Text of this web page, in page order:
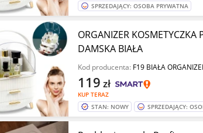
SPRZEDAJĄCY: OSOBA PRYWATNA
ORGANIZER KOSMETYCZKA
DAMSKA BIAŁA
Kod producenta: F19 BIAŁA
KUP TERAZ
119 zł
STAN: NOWY SPRZEDAJĄCY: